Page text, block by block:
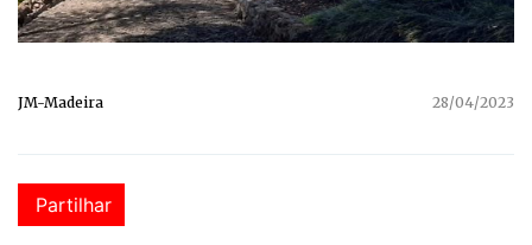
JM-Madeira 28/04/2023
Partilhar